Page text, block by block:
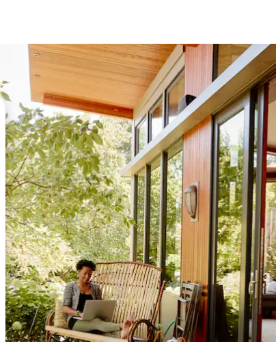
et vers le bas pour les parcourir ou en appuyant et en